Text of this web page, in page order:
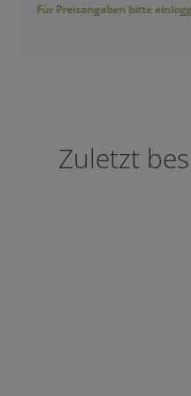
Für Preisangaben bitte
Zuletzt